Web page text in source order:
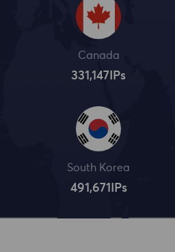
Canada
331,148 IPs
South Korea
491,672 IPs